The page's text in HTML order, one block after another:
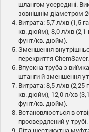
шлангом усередині.
зовнішнім діаметром
Витрата: 5,7 л/хв (1,5
кв. дюйм), 8,0 л/хв (2,1
фунт/кв. дюйм).
Зменшення
перекриття ChemSaver.
Впускна труба з
штанги й зменшення
Витрата: 8,5 л/хв (2,25
кв. дюйм), 12,0 л/хв
фунт/кв. дюйм).
Встановлюється в
просвердлений у трубі.